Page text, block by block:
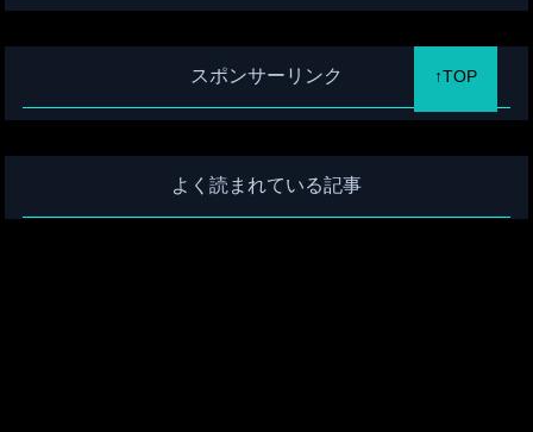
スポンサーリンク
よく読まれている記事
↑TOP